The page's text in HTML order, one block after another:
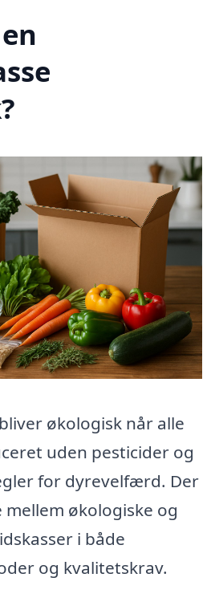
økologisk når alle
uden pesticider og
for dyrevelfærd. Der
økologiske og
i både
og kvalitetskrav.